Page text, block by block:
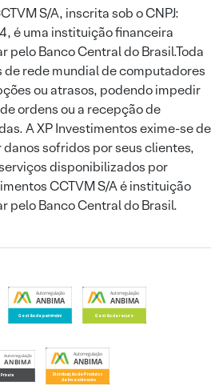
S/A, inscrita sob o CNPJ:
é uma instituição financeira
pelo Banco Central do Brasil.Toda
rede mundial de computadores
ou atrasos, podendo impedir
ordens ou a recepção de
A XP Investimentos exime-se de
sofridos por seus clientes,
disponibilizados por
CCTVM S/A é instituição
pelo Banco Central do Brasil.